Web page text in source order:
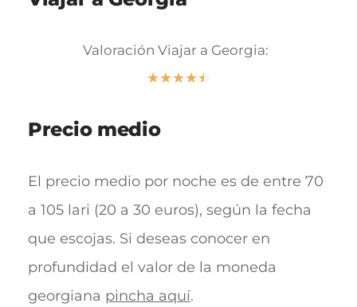
Valoración Viajar a Georgia:
☆☆☆☆☆
Precio medio
El precio medio por noche es de entre 70
a 105 lari (20 a 30 euros), según la fecha
que escojas. Si deseas conocer en
profundidad el valor de la moneda
georgiana pincha aquí.